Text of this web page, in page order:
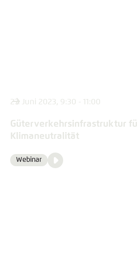
27. Juni 2023, 9:30 - 11:00
Güterverkehrsinfrastruktur
Klimaneutralität
Format
Webinar
Media
Video